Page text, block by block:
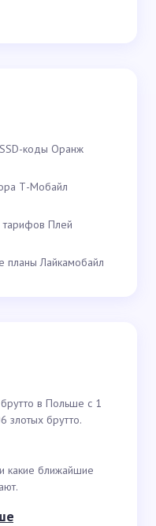
коды Оранж
Т-Мобайл
Плей
планы Лайкамобайл
в Польше с 1
злотых брутто.
какие ближайшие